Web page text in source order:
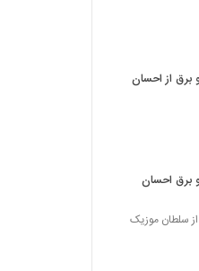
برق از احسان
برق احسان
سلطان موزیک